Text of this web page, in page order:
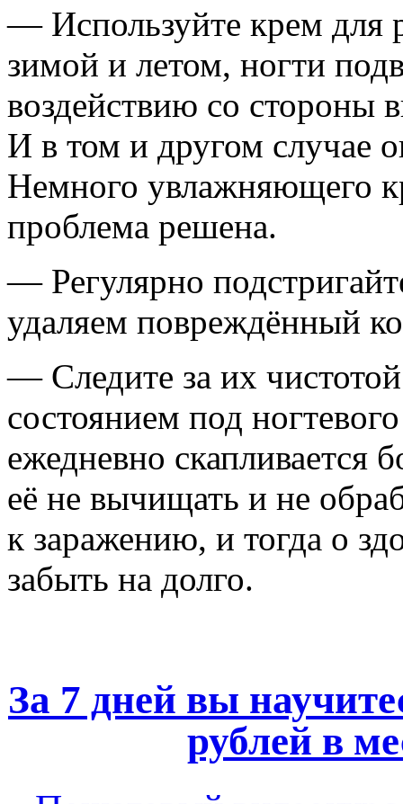
— Используйте крем для
зимой и летом, ногти
воздействию со стороны
И в том и другом случае
Немного увлажняющего
проблема решена.
— Регулярно
удаляем повреждённый
— Следите за их
состоянием под
ежедневно скапливается
её не вычищать и не
к заражению, и тогда о
забыть на долго.
За 7 дней вы
рублей в